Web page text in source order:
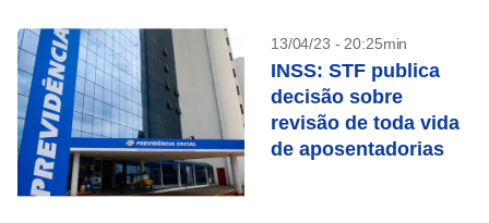
13/04/23 - 20:25min
INSS: STF publica
decisão sobre
revisão de toda vida
de aposentadorias